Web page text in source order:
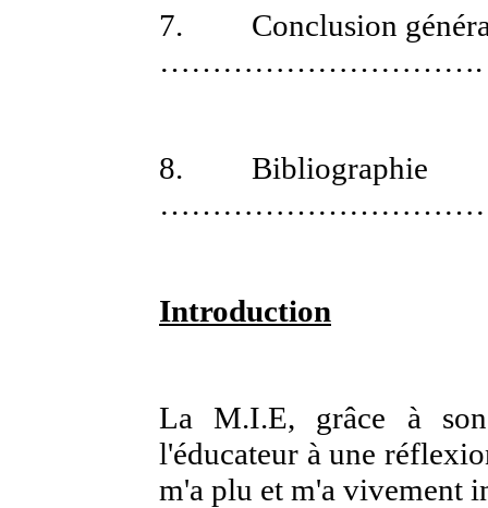
7.
Conclusion
………………………….
8.
Bibliographie
Introduction
La M.I.E, grâce à
l'éducateur à une
m'a plu et m'a vivement